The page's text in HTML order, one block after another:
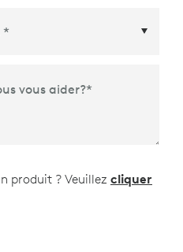
de Réunions ou
vous aider?*
produit ? Veuillez cliquer